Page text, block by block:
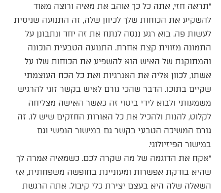
״תראה חזי, אתה כל כך אוהב את מאיה ורוצה מאוד
להשקיע את הכוחות שלך לכיוון שלה, זה התנועה שניסית
לעשות פה. בוא רגע ננסה לנתח את זה יחד ונתבונן על
התמונה מזווית קצת אחרת. התנועה הטבעית הנכונה
והמתוקנת של האיש הוא להשפיע את הכוחות שלו על
אשתו, לכוון אליה את האנרגיות ואת כל הכח העוצמתי
שקיים בתוכו. הדבר שהכי גורם לאיש בקשר זוגי להרגיש
משמעותי ולבוא לידי ביטוי זה כאשר האישה מצליחה
לקלוט, להנות ולהכיל את כל האורות החזקים שיש לו. זה
גורם המשיכה הטבעי בקשר גם במישור הנפשי וגם
במישור הפיזיולוגי.
״אקח את הדוגמה של מה שקרה לכם. כשמאיה אמרה לך
שהיא בודקת אפשרות ומעוניינת בחופשה משפחתית, אז
השאלה שלה היא בעצם יצירת כלי קיבול. אתה הרגשת